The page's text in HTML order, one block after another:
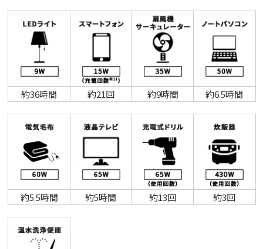
約36時間 約21回 約9時間 約6.5時間
約5.5時間 約5時間 約13回 約3回